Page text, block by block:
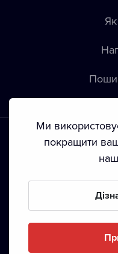
Положення й умови •
Ми
покращити